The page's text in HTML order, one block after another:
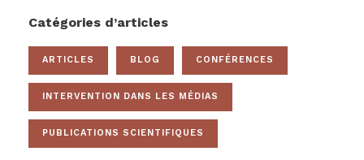
Catégories d’articles
ARTICLES BLOG CONFÉRENCES
INTERVENTION DANS LES MÉDIAS
PUBLICATIONS SCIENTIFIQUES